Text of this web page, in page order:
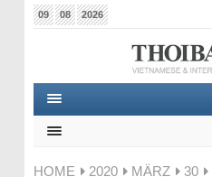
09 08 2026
HOME 2020 MÄRZ 30